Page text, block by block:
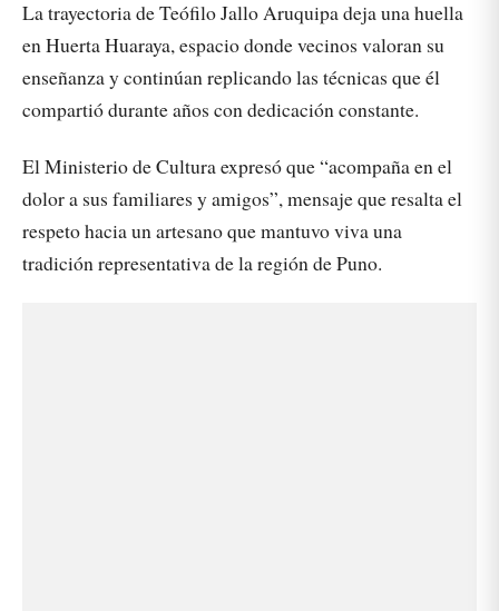
La trayectoria de Teófilo Jallo Aruquipa deja una huella
en Huerta Huaraya, espacio donde vecinos valoran su
enseñanza y continúan replicando las técnicas que él
compartió durante años con dedicación constante.
El Ministerio de Cultura expresó que “acompaña en el
dolor a sus familiares y amigos”, mensaje que resalta el
respeto hacia un artesano que mantuvo viva una
tradición representativa de la región de Puno.